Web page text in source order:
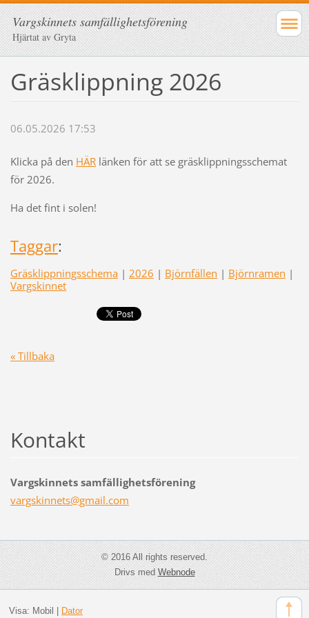
Vargskinnets samfällighetsförening
Hjärtat av Gryta
Gräsklippning 2026
06.05.2026 17:53
Klicka på den HÄRlänken för att se gräsklippningsschemat
för 2026.
Ha det fint i solen!
Taggar:
Gräsklippningsschema | 2026 | Björnfällen | Björnramen |
Vargskinnet
« Tillbaka
Kontakt
Vargskinnets samfällighetsförening
vargskinnets@gmail.com
© 2016 All rights reserved.
Drivs medWebnode
Visa: Mobil Dator